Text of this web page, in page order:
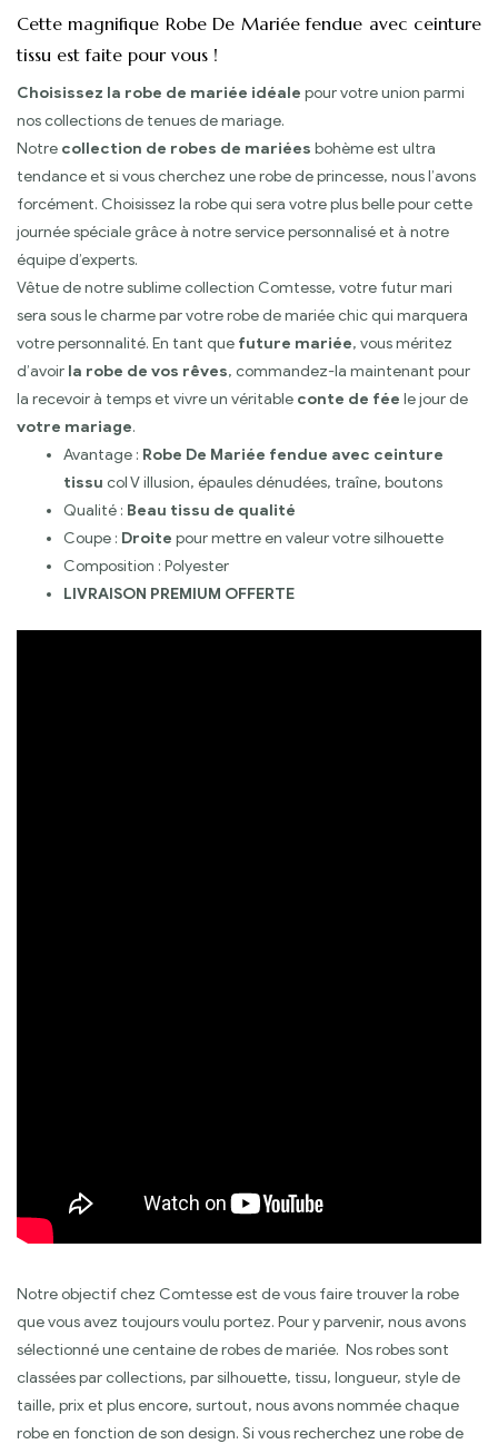
Cette magnifique Robe De Mariée fendue avec ceinture
tissu est faite pour vous !
Choisissez la robe de mariée idéale pour votre union parmi
nos collections de tenues de mariage.
Notre collection de robes de mariées bohème est ultra
tendance et si vous cherchez une robe de princesse, nous l’avons
forcément. Choisissez la robe qui sera votre plus belle pour cette
journée spéciale grâce à notre service personnalisé et à notre
équipe d’experts.
Vêtue de notre sublime collection Comtesse, votre futur mari
sera sous le charme par votre robe de mariée chic qui marquera
votre personnalité. En tant que future mariée, vous méritez
d’avoir la robe de vos rêves, commandez-la maintenant pour
la recevoir à temps et vivre un véritable conte de fée le jour de
votre mariage.
Avantage : Robe De Mariée fendue avec ceinture
tissu col V illusion, épaules dénudées, traîne, boutons
Qualité : Beau tissu de qualité
Coupe : Droite pour mettre en valeur votre silhouette
Composition : Polyester
LIVRAISON PREMIUM OFFERTE
Notre objectif chez Comtesse est de vous faire trouver la robe
que vous avez toujours voulu portez. Pour y parvenir, nous avons
sélectionné une centaine de robes de mariée. Nos robes sont
classées par collections, par silhouette, tissu, longueur, style de
taille, prix et plus encore, surtout, nous avons nommée chaque
robe en fonction de son design. Si vous recherchez une robe de